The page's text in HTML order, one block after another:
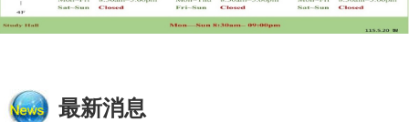
最新消息